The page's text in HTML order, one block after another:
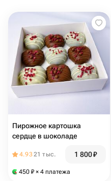
Пирожное картошка
сердце в шоколаде
4.9321 тыс. 1 800₽
450 ₽ × 4 платежа